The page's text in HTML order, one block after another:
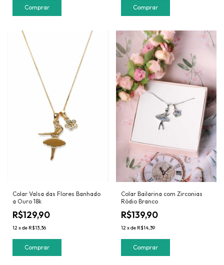
Colar Valsa das Flores Banhado
a Ouro 18k
R$129,90
12xde R$13,36
Colar Bailarina com Zirconias
Ródio Branco
R$139,90
12xde R$14,39